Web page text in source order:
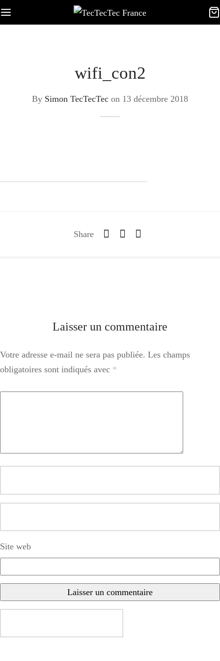
wifi_con2
By Simon TecTecTec on 13 décembre 2018
Share
Laisser un commentaire
Votre adresse e-mail ne sera pas publiée. Les champs
obligatoires sont indiqués avec *
Site web